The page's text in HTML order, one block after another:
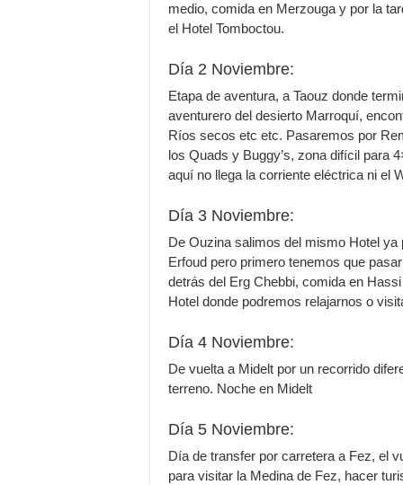
medio, comida en Merzouga y por la
el Hotel Tomboctou.
Día 2 Noviembre:
Etapa de aventura, a Taouz donde
aventurero del desierto Marroquí,
Ríos secos etc etc. Pasaremos por
los Quads y Buggy’s, zona difícil para
aquí no llega la corriente eléctrica ni el
Día 3 Noviembre:
De Ouzina salimos del mismo Hotel
Erfoud pero primero tenemos que
detrás del Erg Chebbi, comida en
Hotel donde podremos relajarnos o
Día 4 Noviembre:
De vuelta a Midelt por un recorrido
terreno. Noche en Midelt
Día 5 Noviembre:
Día de transfer por carretera a Fez, el
para visitar la Medina de Fez, hacer